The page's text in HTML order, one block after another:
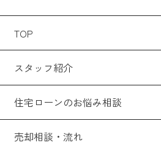
TOP
スタッフ紹介
住宅ローンのお悩み相談
売却相談・流れ